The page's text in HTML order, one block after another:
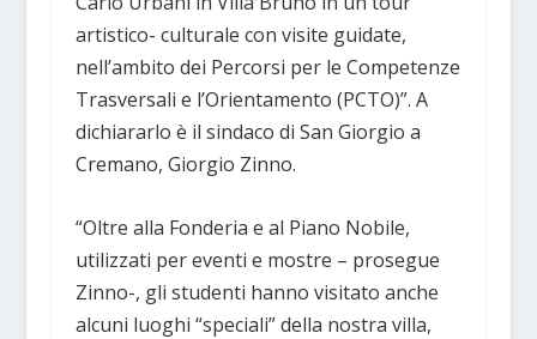
artistico- culturale con visite guidate,
nell’ambito dei Percorsi per le Competenze
Trasversali e l’Orientamento (PCTO)”. A
dichiararlo è il sindaco di San Giorgio a
Cremano, Giorgio Zinno.
“Oltre alla Fonderia e al Piano Nobile,
utilizzati per eventi e mostre – prosegue
Zinno-, gli studenti hanno visitato anche
alcuni luoghi “speciali” della nostra villa,